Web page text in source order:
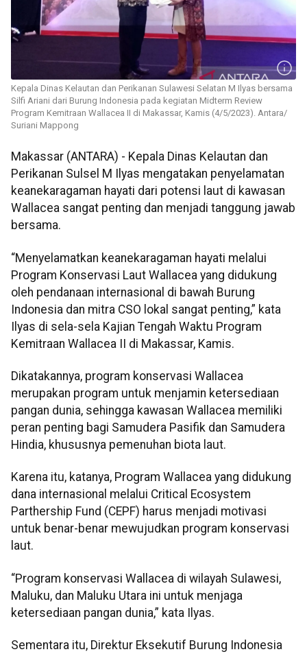
Kepala Dinas Kelautan dan Perikanan Sulawesi Selatan M Ilyas bersama
Silfi Ariani dari Burung Indonesia pada kegiatan Midterm Review
Program Kemitraan Wallacea II di Makassar, Kamis (4/5/2023). Antara/
Suriani Mappong
Makassar (ANTARA) - Kepala Dinas Kelautan dan
Perikanan Sulsel M Ilyas mengatakan penyelamatan
keanekaragaman hayati dari potensi laut di kawasan
Wallacea sangat penting dan menjadi tanggung jawab
bersama.
“Menyelamatkan keanekaragaman hayati melalui
Program Konservasi Laut Wallacea yang didukung
oleh pendanaan internasional di bawah Burung
Indonesia dan mitra CSO lokal sangat penting,” kata
Ilyas di sela-sela Kajian Tengah Waktu Program
Kemitraan Wallacea II di Makassar, Kamis.
Dikatakannya, program konservasi Wallacea
merupakan program untuk menjamin ketersediaan
pangan dunia, sehingga kawasan Wallacea memiliki
peran penting bagi Samudera Pasifik dan Samudera
Hindia, khususnya pemenuhan biota laut.
Karena itu, katanya, Program Wallacea yang didukung
dana internasional melalui Critical Ecosystem
Parthership Fund (CEPF) harus menjadi motivasi
untuk benar-benar mewujudkan program konservasi
laut.
“Program konservasi Wallacea di wilayah Sulawesi,
Maluku, dan Maluku Utara ini untuk menjaga
ketersediaan pangan dunia,” kata Ilyas.
Sementara itu, Direktur Eksekutif Burung Indonesia